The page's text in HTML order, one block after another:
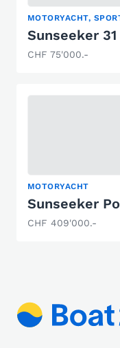
CHF 75'000.-
MOTORYACHT
CHF 409'000.-